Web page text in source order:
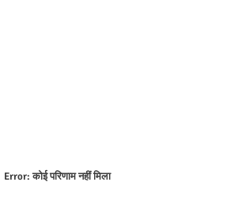
Error:कोई परिणाम नहीं मिला